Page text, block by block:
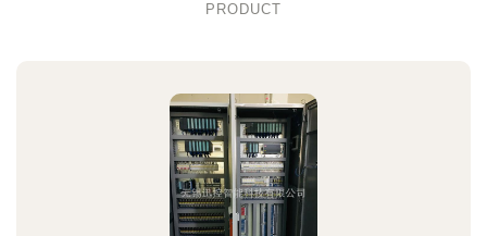
PRODUCT